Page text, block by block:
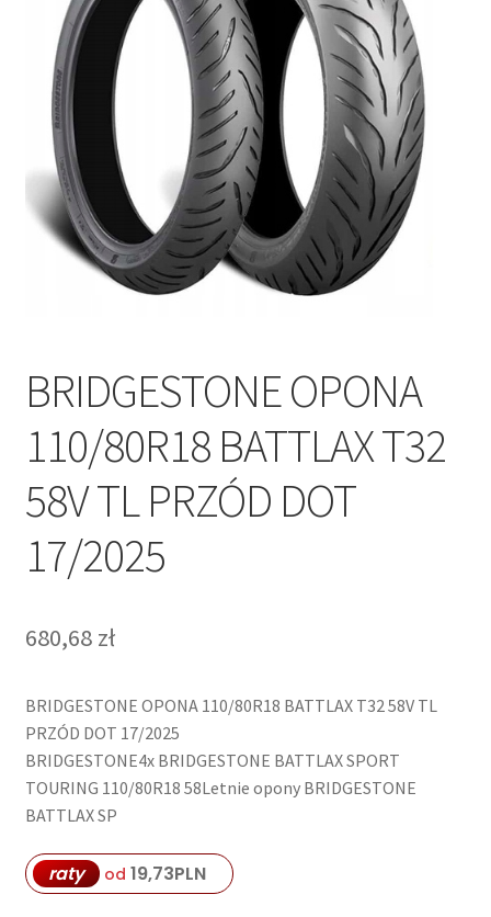
Regulamin
Polityka prywatności
Kontakt
BRIDGESTONE OPONA
110/80R18 BATTLAX T32
58V TL PRZÓD DOT
17/2025
680,68 zł
BRIDGESTONE OPONA 110/80R18 BATTLAX T32 58V TL
PRZÓD DOT 17/2025
BRIDGESTONE4x BRIDGESTONE BATTLAX SPORT
TOURING 110/80R18 58Letnie opony BRIDGESTONE
BATTLAX SP
raty od 19,73PLN